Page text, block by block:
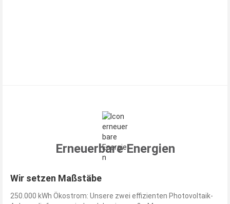
Erneuerbare Energien
Wir setzen Maßstäbe
250.000 kWh Ökostrom: Unsere zwei effizienten Photovoltaik-